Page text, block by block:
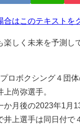
はこのテキストを
しく未来を予測し
ロボクシング４団体
尚弥選手。
月後の2023年1月
井上選手は同日付で